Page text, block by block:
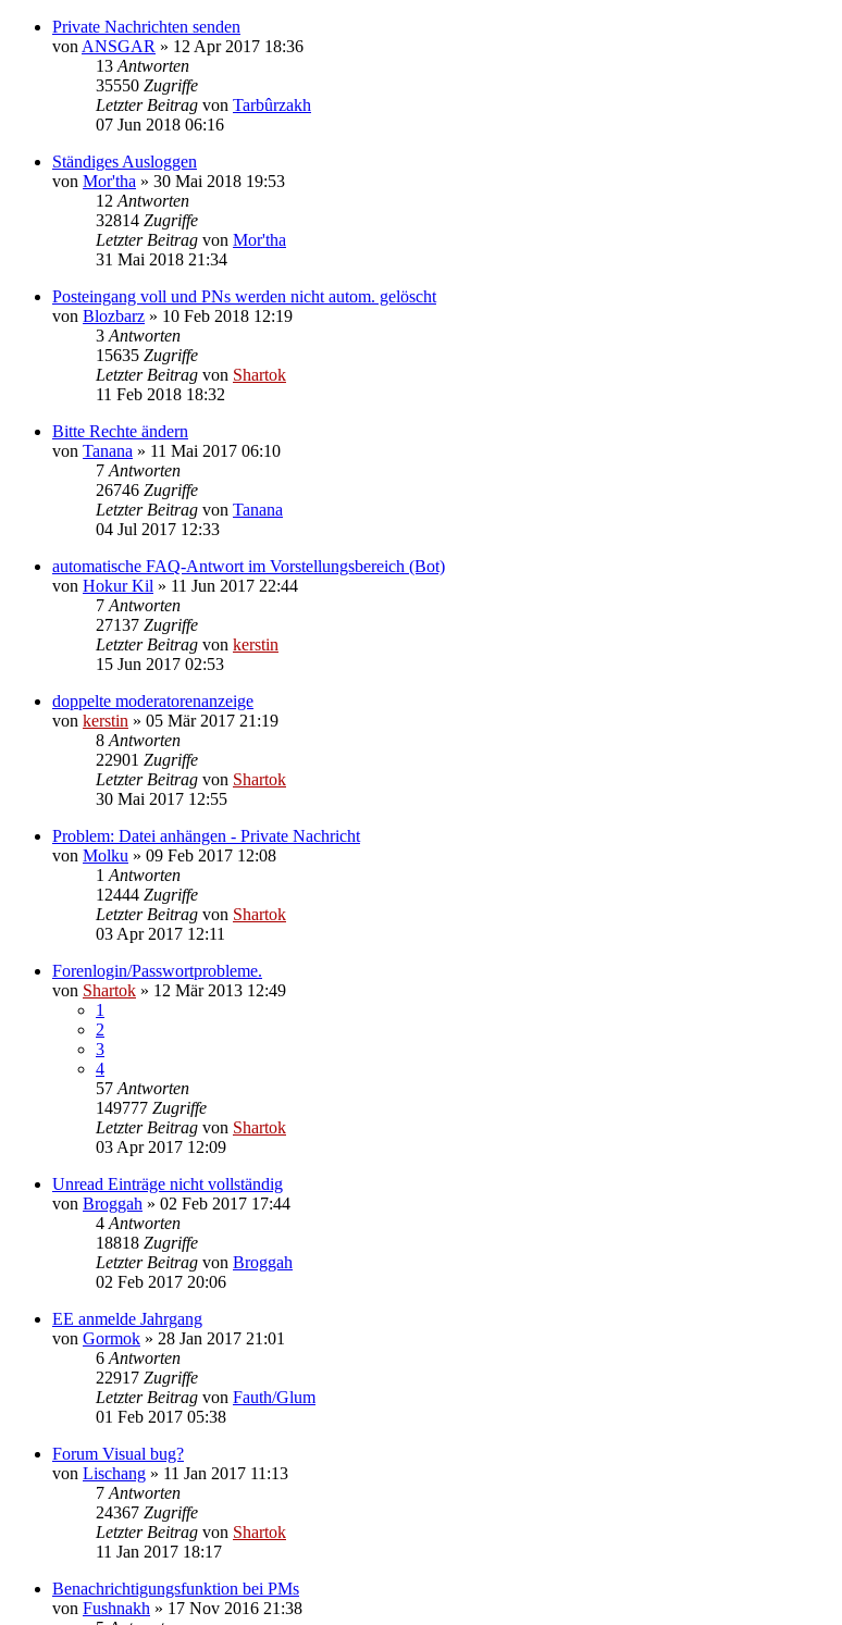
Private Nachrichten senden
von ANSGAR » 12 Apr 2017 18:36
13 Antworten
35550 Zugriffe
Letzter Beitrag von Tarbûrzakh
07 Jun 2018 06:16
Ständiges Ausloggen
von Mor'tha » 30 Mai 2018 19:53
12 Antworten
32814 Zugriffe
Letzter Beitrag von Mor'tha
31 Mai 2018 21:34
Posteingang voll und PNs werden nicht autom. gelöscht
von Blozbarz » 10 Feb 2018 12:19
3 Antworten
15635 Zugriffe
Letzter Beitrag von Shartok
11 Feb 2018 18:32
Bitte Rechte ändern
von Tanana » 11 Mai 2017 06:10
7 Antworten
26746 Zugriffe
Letzter Beitrag von Tanana
04 Jul 2017 12:33
automatische FAQ-Antwort im Vorstellungsbereich (Bot)
von Hokur Kil » 11 Jun 2017 22:44
7 Antworten
27137 Zugriffe
Letzter Beitrag von kerstin
15 Jun 2017 02:53
doppelte moderatorenanzeige
von kerstin » 05 Mär 2017 21:19
8 Antworten
22901 Zugriffe
Letzter Beitrag von Shartok
30 Mai 2017 12:55
Problem: Datei anhängen - Private Nachricht
von Molku » 09 Feb 2017 12:08
1 Antworten
12444 Zugriffe
Letzter Beitrag von Shartok
03 Apr 2017 12:11
Forenlogin/Passwortprobleme.
von Shartok » 12 Mär 2013 12:49
1
2
3
4
57 Antworten
149777 Zugriffe
Letzter Beitrag von Shartok
03 Apr 2017 12:09
Unread Einträge nicht vollständig
von Broggah » 02 Feb 2017 17:44
4 Antworten
18818 Zugriffe
Letzter Beitrag von Broggah
02 Feb 2017 20:06
EE anmelde Jahrgang
von Gormok » 28 Jan 2017 21:01
6 Antworten
22917 Zugriffe
Letzter Beitrag von Fauth/Glum
01 Feb 2017 05:38
Forum Visual bug?
von Lischang » 11 Jan 2017 11:13
7 Antworten
24367 Zugriffe
Letzter Beitrag von Shartok
11 Jan 2017 18:17
Benachrichtigungsfunktion bei PMs
von Fushnakh » 17 Nov 2016 21:38